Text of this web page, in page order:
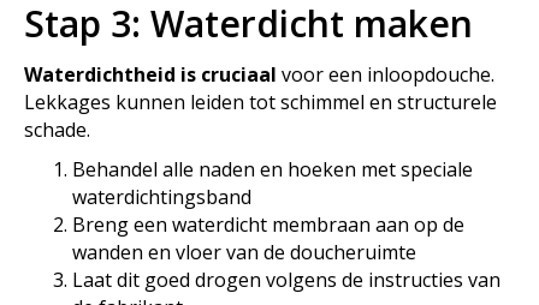
Stap 3: Waterdicht maken
Waterdichtheid is cruciaal voor een inloopdouche.
Lekkages kunnen leiden tot schimmel en structurele
schade.
Behandel alle naden en hoeken met speciale
waterdichtingsband
Breng een waterdicht membraan aan op de
wanden en vloer van de doucheruimte
Laat dit goed drogen volgens de instructies van